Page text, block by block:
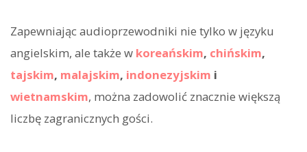
Zapewniając audioprzewodniki nie tylko w języku
angielskim, ale także w koreańskim, chińskim,
tajskim, malajskim, indonezyjskim i
wietnamskim, można zadowolić znacznie większą
liczbę zagranicznych gości.